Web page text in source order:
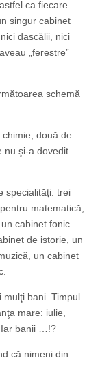
ca fiecare
singur cabinet
dascălii, nici
„ferestre”
schemă
două de
nu şi-a dovedit
specialităţi: trei
matematică,
cabinet fonic
de istorie, un
un cabinet
mulţi bani. Timpul
mare: iulie,
Iar banii …!?
că nimeni din